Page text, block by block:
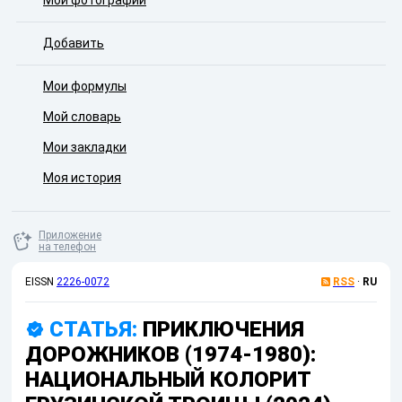
Добавить
Мои формулы
Мой словарь
Мои закладки
Моя история
Приложение
на телефон
EISSN 2226-0072 RSS · RU
СТАТЬЯ: ПРИКЛЮЧЕНИЯ
ДОРОЖНИКОВ (1974-1980):
НАЦИОНАЛЬНЫЙ КОЛОРИТ